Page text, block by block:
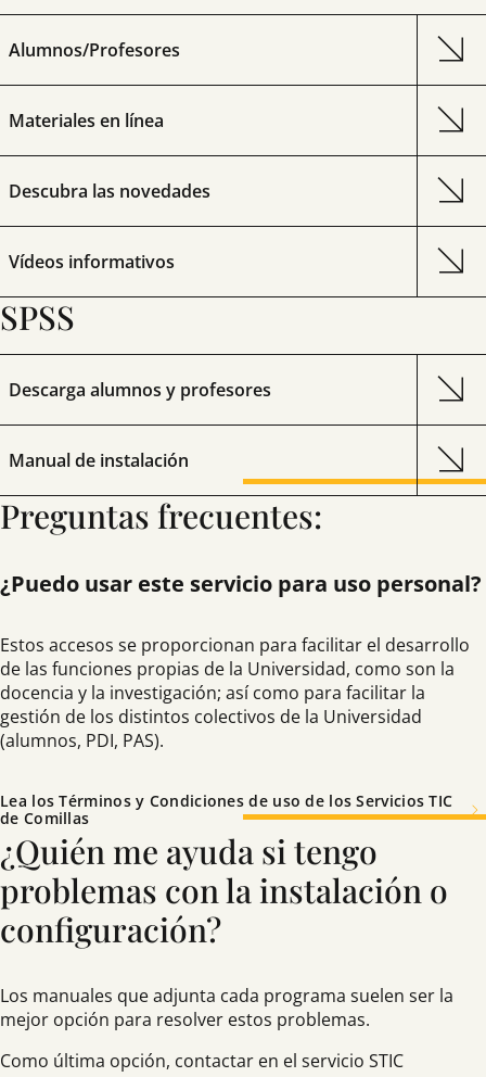
Alumnos/Profesores
Materiales en línea
Descubra las novedades
Vídeos informativos
SPSS
Descarga alumnos y profesores
Manual de instalación
Preguntas frecuentes:
¿Puedo usar este servicio para uso personal?
Estos accesos se proporcionan para facilitar el desarrollo
de las funciones propias de la Universidad, como son la
docencia y la investigación; así como para facilitar la
gestión de los distintos colectivos de la Universidad
(alumnos, PDI, PAS).
Lea los Términos y Condiciones de uso de los Servicios TIC
de Comillas
¿Quién me ayuda si tengo
problemas con la instalación o
configuración?
Los manuales que adjunta cada programa suelen ser la
mejor opción para resolver estos problemas.
Como última opción, contactar en el servicio STIC